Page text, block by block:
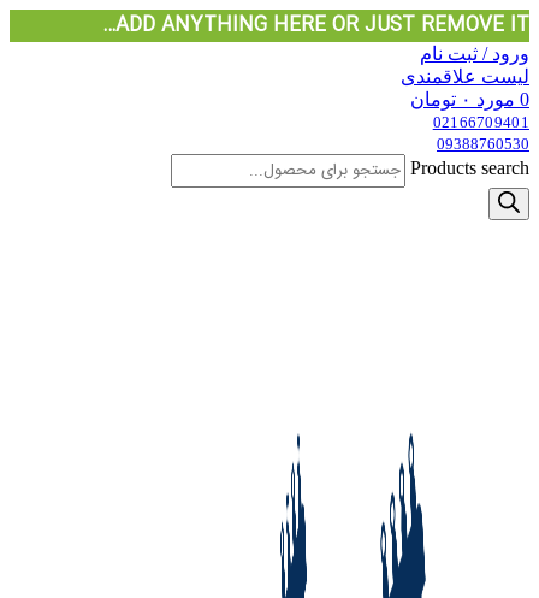
ADD ANYTHING HERE OR JUST REMOVE IT…
ورود / ثبت نام
لیست علاقمندی
0 مورد ۰ تومان
02166709401
09388760530
Products search